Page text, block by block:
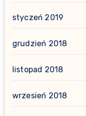
styczeń 2019
grudzień 2018
listopad 2018
wrzesień 2018